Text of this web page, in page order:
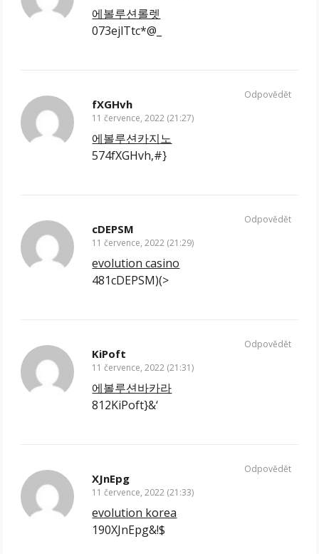
에볼루션롤렛
073ejlTtc*@_
fXGHvh
11 července, 2022 (21:27)
에볼루션카지노
574fXGHvh,#}
Odpovědět
cDEPSM
11 července, 2022 (21:29)
evolution casino
481cDEPSM)(>
Odpovědět
KiPoft
11 července, 2022 (21:31)
에볼루션바카라
812KiPoft}&‘
Odpovědět
XJnEpg
11 července, 2022 (21:33)
evolution korea
190XJnEpg&!$
Odpovědět